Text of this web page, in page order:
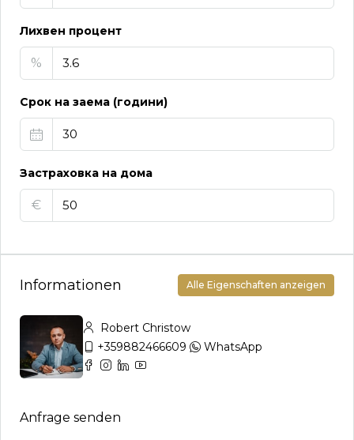
Лихвен процент
%
Срок на заема (години)
Застраховка на дома
€
Informationen Alle Eigenschaften anzeigen
Robert Christow
+359882466609
WhatsApp
Anfrage senden